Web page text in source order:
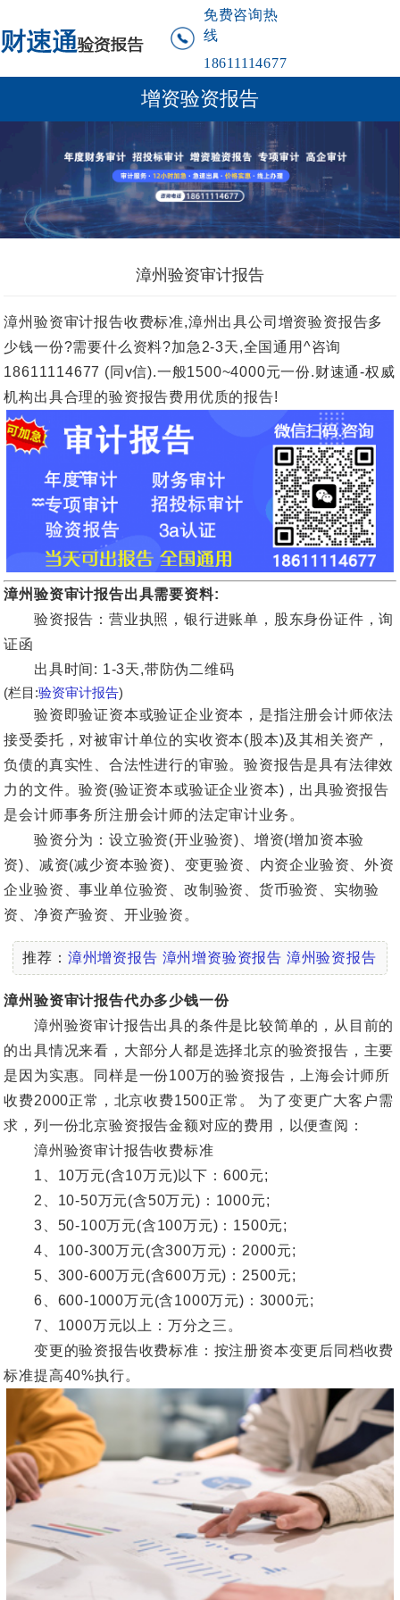
免费咨询热
线
18611114677
增资验资报告
漳州验资审计报告
漳州验资审计报告收费标准,漳州出具公司增资验资报告多
少钱一份?需要什么资料?加急2-3天,全国通用^咨询
18611114677 (同v信).一般1500~4000元一份.财速通-权威
机构出具合理的验资报告费用优质的报告!
漳州验资审计报告出具需要资料:
验资报告：营业执照，银行进账单，股东身份证件，询
证函
出具时间: 1-3天,带防伪二维码
(栏目:验资审计报告)
验资即验证资本或验证企业资本，是指注册会计师依法
接受委托，对被审计单位的实收资本(股本)及其相关资产，
负债的真实性、合法性进行的审验。验资报告是具有法律效
力的文件。验资(验证资本或验证企业资本)，出具验资报告
是会计师事务所注册会计师的法定审计业务。
验资分为：设立验资(开业验资)、增资(增加资本验
资)、减资(减少资本验资)、变更验资、内资企业验资、外资
企业验资、事业单位验资、改制验资、货币验资、实物验
资、净资产验资、开业验资。
推荐： 漳州增资报告 漳州增资验资报告 漳州验资报告
漳州验资审计报告代办多少钱一份
漳州验资审计报告出具的条件是比较简单的，从目前的
的出具情况来看，大部分人都是选择北京的验资报告，主要
是因为实惠。同样是一份100万的验资报告，上海会计师所
收费2000正常，北京收费1500正常。 为了变更广大客户需
求，列一份北京验资报告金额对应的费用，以便查阅：
漳州验资审计报告收费标准
1、10万元(含10万元)以下：600元;
2、10-50万元(含50万元)：1000元;
3、50-100万元(含100万元)：1500元;
4、100-300万元(含300万元)：2000元;
5、300-600万元(含600万元)：2500元;
6、600-1000万元(含1000万元)：3000元;
7、1000万元以上：万分之三。
变更的验资报告收费标准：按注册资本变更后同档收费
标准提高40%执行。